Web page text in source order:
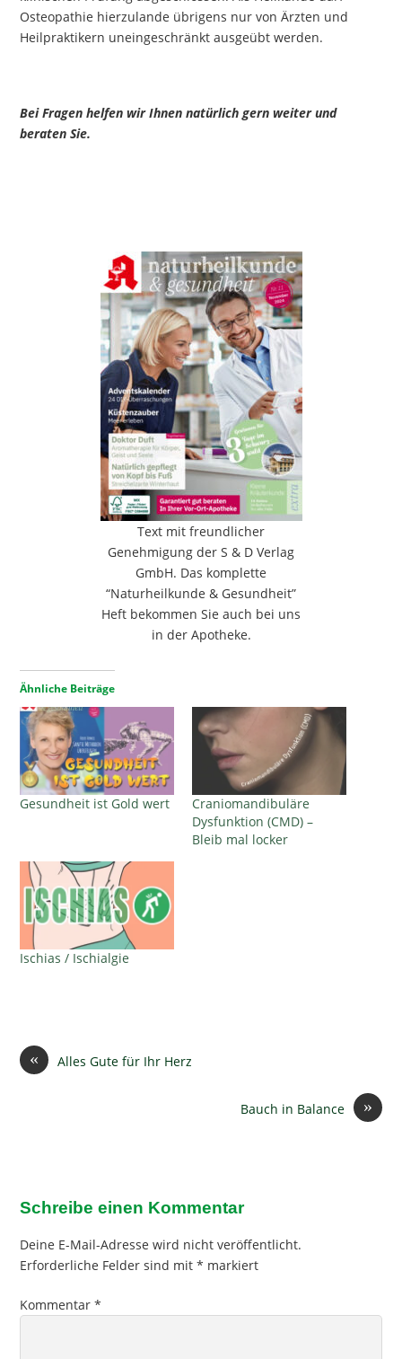
Osteopathie hierzulande übrigens nur von Ärzten und
Heilpraktikern uneingeschränkt ausgeübt werden.
Bei Fragen helfen wir Ihnen natürlich gern weiter und
beraten Sie.
Text mit freundlicher
Genehmigung der S & D Verlag
GmbH. Das komplette
“Naturheilkunde & Gesundheit”
Heft bekommen Sie auch bei uns
in der Apotheke.
Ähnliche Beiträge
Gesundheit ist Gold wert
Craniomandibuläre
Dysfunktion (CMD) –
Bleib mal locker
Ischias / Ischialgie
« Alles Gute für Ihr Herz
»
Bauch in Balance
Schreibe einen Kommentar
Deine E-Mail-Adresse wird nicht veröffentlicht.
Erforderliche Felder sind mit* markiert
Kommentar*